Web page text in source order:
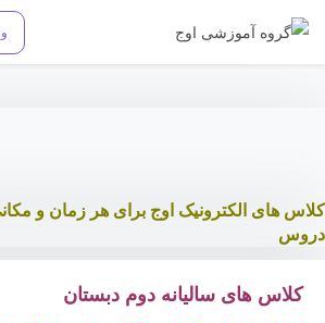
کلاس های الکترونیک اوج برای هر زمان و
دروس
کلاس های سالیانه دوم دبستان